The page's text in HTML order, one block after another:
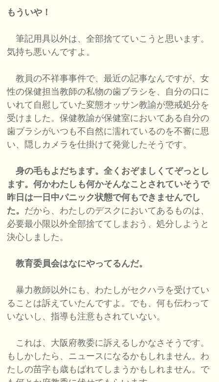
もういや！
筆記用具以外は、全部捨てていこうと思います。
気持ち悪いんですよ。
教員の不祥事事件で、最近の記事なんですが、女
性の保健担当教師の私物の歯ブラシを、自分の口に
いれて自慰していた変態オッサン教諭が懲戒処分を
受けました。保健教諭が保健室においてある自分の
歯ブラシがいつも不自然に濡れているのを不審に思
い、隠しカメラを仕掛けて発覚したそうです。
身の毛もよだちます。全くおぞましくてぞっとし
ます。何かわたしも何かそんなことされていそうで
昨日は一日中パニック状態で何もできませんでし
た。 だから、わたしのデスクにおいてあるものは、
必要最小限以外全部捨ててしまおう、処分しようと
決心しました。
教育委員会はなにやってるんだ。
暴力教師以外にも、わたしがセクハラを受けてい
ることは訴えていたんですよ。でも、何も伝わって
いないし、指導も注意もされていない。
これは、大阪府教委に訴えるしかなさそうです。
もしかしたら、ニュースになるかもしれません。わ
たしの苗字も歳もばれてしまうかもしれません。で